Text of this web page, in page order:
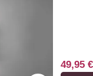
49,95 €